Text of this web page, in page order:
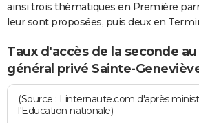
ainsi trois thèmatiques en Première
leur sont proposées, puis deux en
Taux d'accès de la seconde
général privé Sainte-
(Source : Linternaute.com d'après
l'Education nationale)